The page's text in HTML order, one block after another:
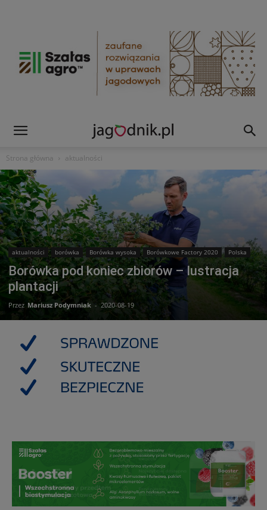
Strona główna aktualności
aktualności borówka Borówka wysoka Borówkowe Factory 2020 Polska
Borówka pod koniec zbiorów – lustracja
plantacji
Przez Mariusz Podymniak - 2020-08-19